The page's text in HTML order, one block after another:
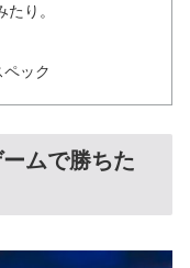
り。
ック
ムで勝ちた